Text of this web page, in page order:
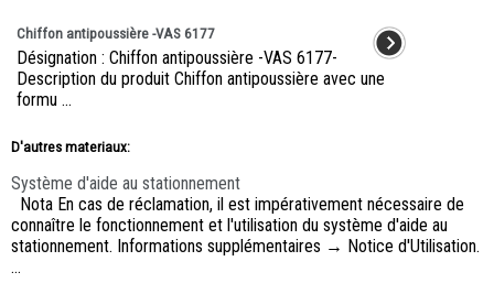
Chiffon antipoussière -VAS 6177
Désignation : Chiffon antipoussière -VAS 6177-
Description du produit Chiffon antipoussière avec une
formu ...
D'autres materiaux:
Système d'aide au stationnement
Nota En cas de réclamation, il est impérativement nécessaire de
connaître le fonctionnement et l'utilisation du système d'aide au
stationnement. Informations supplémentaires → Notice d'Utilisation.
...